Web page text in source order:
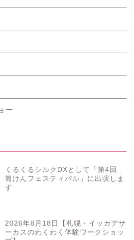
ー
くるくるシルクDXとして「第4回
筒けんフェスティバル」に出演しま
す
2026年8月18日【札幌・イッカデサ
ーカスのわくわく体験ワークショッ